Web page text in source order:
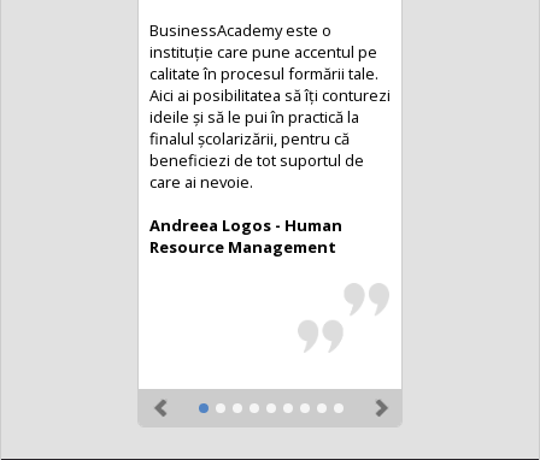
BusinessAcademy este o
instituție care pune accentul pe
calitate în procesul formării tale.
Aici ai posibilitatea să îți conturezi
ideile și să le pui în practică la
finalul școlarizării, pentru că
beneficiezi de tot suportul de
care ai nevoie.
Andreea Logos - Human
Resource Management